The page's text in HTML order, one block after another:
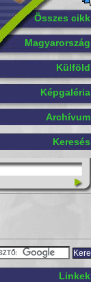
Összes cikk
Magyarország
Külföld
Képgaléria
Archívum
Keresés
Linkek